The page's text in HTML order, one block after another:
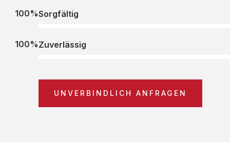
Sorgfältig
100%
Zuverlässig
100%
UNVERBINDLICH ANFRAGEN